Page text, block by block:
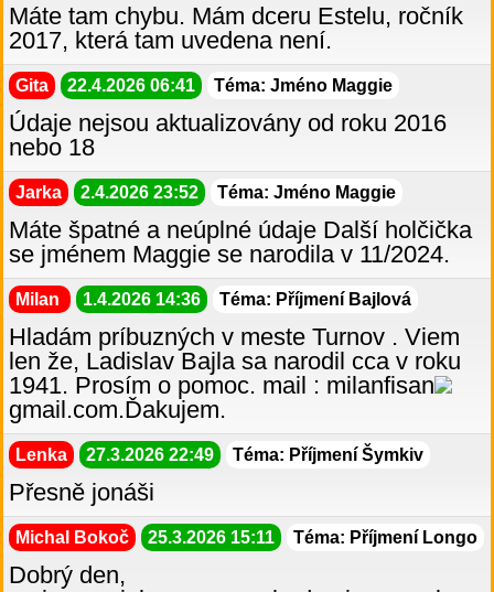
Máte tam chybu. Mám dceru Estelu, ročník
2017, která tam uvedena není.
Gita 22.4.2026 06:41 Téma: Jméno Maggie
Údaje nejsou aktualizovány od roku 2016
nebo 18
Jarka 2.4.2026 23:52 Téma: Jméno Maggie
Máte špatné a neúplné údaje Další holčička
se jménem Maggie se narodila v 11/2024.
Milan 1.4.2026 14:36 Téma: Příjmení Bajlová
Hladám príbuzných v meste Turnov . Viem
len že, Ladislav Bajla sa narodil cca v roku
1941. Prosím o pomoc. mail : milanfisan
gmail.com.Ďakujem.
Lenka 27.3.2026 22:49 Téma: Příjmení Šymkiv
Přesně jonáši
Michal Bokoč 25.3.2026 15:11 Téma: Příjmení Longo
Dobrý den,